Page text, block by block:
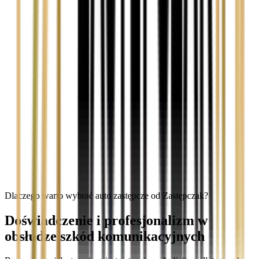
Dlaczego warto wybrać auto zastępcze od Zastępczak?
Doświadczenie i profesjonalizm w
obsłudze szkód komunikacyjnych